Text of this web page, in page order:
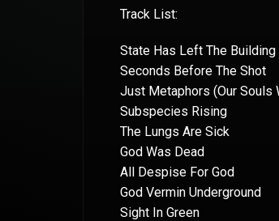
Track List:
State Has Left The Building
Seconds Before The Shot
Just Metaphors (Our Souls
Subspecies Rising
The Lungs Are Sick
God Was Dead
All Despise For God
God Vermin Underground
Sight In Green